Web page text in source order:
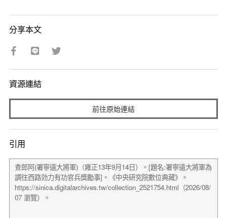
分享本文
資源連結
前往原始連結
引用